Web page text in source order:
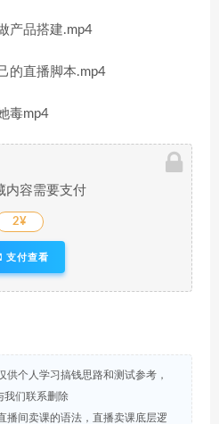
产品搭建.mp4
的直播脚本.mp4
毒mp4
内容需要支付
2¥
支付查看
供个人学习搞钱思路和测试参考，
我们联系删除
播间卖课的语法，直播卖课底层逻